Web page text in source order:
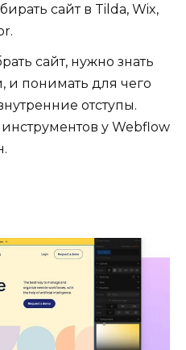
сайт в Tilda, Wix,
сайт, нужно знать
и понимать для чего
отступы.
у Webflow